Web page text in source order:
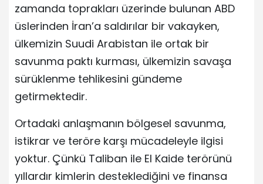
zamanda toprakları üzerinde bulunan ABD
üslerinden İran’a saldırılar bir vakayken,
ülkemizin Suudi Arabistan ile ortak bir
savunma paktı kurması, ülkemizin savaşa
sürüklenme tehlikesini gündeme
getirmektedir.
Ortadaki anlaşmanın bölgesel savunma,
istikrar ve teröre karşı mücadeleyle ilgisi
yoktur. Çünkü Taliban ile El Kaide terörünü
yıllardır kimlerin desteklediğini ve finansa